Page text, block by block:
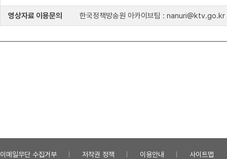
영상자료 이용문의 한국정책방송원 아카이브팀 : nanuri@ktv.go.kr
이메일무단 수집거부 저작권 정책 이용안내 사이트맵